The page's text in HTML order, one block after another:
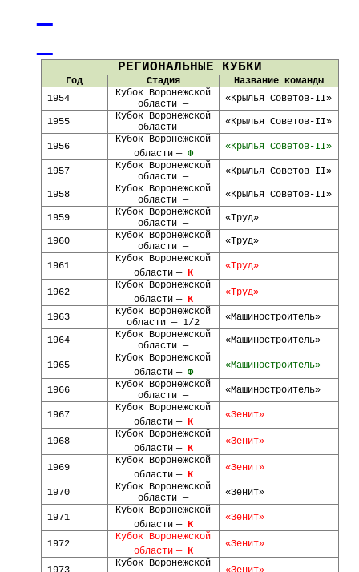
РЕГИОНАЛЬНЫЕ КУБКИ
Год Стадия
Название команды
1954
Кубок Воронежской
области —
«Крылья Советов-II»
1955
Кубок Воронежской
области —
«Крылья Советов-II»
1956
Кубок Воронежской
области — Ф
«Крылья Советов-II»
1957
Кубок Воронежской
области —
«Крылья Советов-II»
1958
Кубок Воронежской
области —
«Крылья Советов-II»
1959
Кубок Воронежской
области —
«Труд»
1960
Кубок Воронежской
области —
«Труд»
1961
Кубок Воронежской
области — К
«Труд»
1962
Кубок Воронежской
области — К
«Труд»
1963
Кубок Воронежской
области — 1/2
«Машиностроитель»
1964
Кубок Воронежской
области —
«Машиностроитель»
1965
Кубок Воронежской
области — Ф
«Машиностроитель»
1966
Кубок Воронежской
области —
«Машиностроитель»
1967
Кубок Воронежской
области — К
«Зенит»
1968
Кубок Воронежской
области — К
«Зенит»
1969
Кубок Воронежской
области — К
«Зенит»
1970
Кубок Воронежской
области —
«Зенит»
1971
Кубок Воронежской
области — К
«Зенит»
1972
Кубок Воронежской
области — К
«Зенит»
Кубок Воронежской